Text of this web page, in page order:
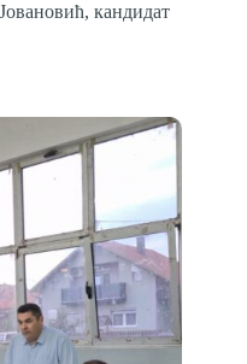
кандидат